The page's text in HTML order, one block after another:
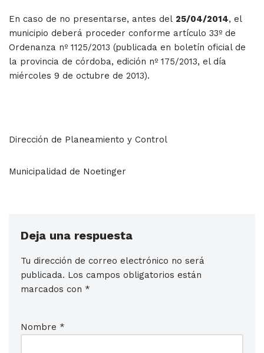
En caso de no presentarse, antes del 25/04/2014, el
municipio deberá proceder conforme artículo 33º de
Ordenanza nº 1125/2013 (publicada en boletín oficial de
la provincia de córdoba, edición nº 175/2013, el día
miércoles 9 de octubre de 2013).
Dirección de Planeamiento y Control
Municipalidad de Noetinger
Deja una respuesta
Tu dirección de correo electrónico no será
publicada. Los campos obligatorios están
marcados con *
Nombre *